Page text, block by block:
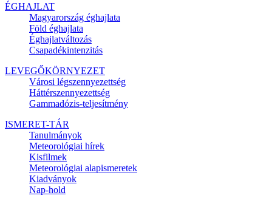
ÉGHAJLAT
Magyarország éghajlata
Föld éghajlata
Éghajlatváltozás
Csapadékintenzitás
LEVEGŐKÖRNYEZET
Városi légszennyezettség
Háttérszennyezettség
Gammadózis-teljesítmény
ISMERET-TÁR
Tanulmányok
Meteorológiai hírek
Kisfilmek
Meteorológiai alapismeretek
Kiadványok
Nap-hold